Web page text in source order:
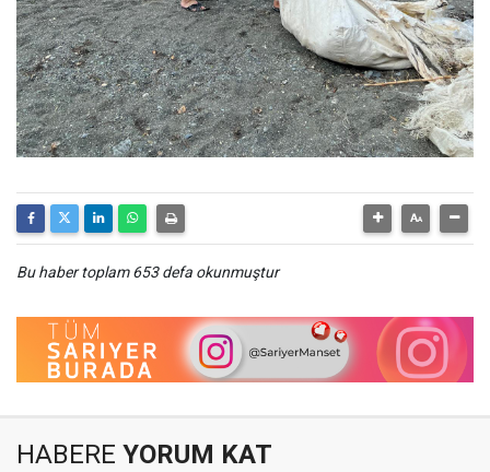
Bu haber toplam 653 defa okunmuştur
HABERE YORUM KAT